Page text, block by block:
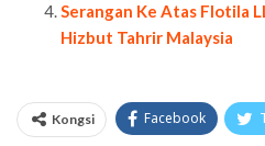
Serangan Ke Atas Flotila
Hizbut Tahrir Malaysia
Kongsi Facebook